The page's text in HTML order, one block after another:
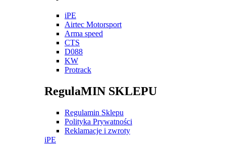
iPE
Airtec Motorsport
Arma speed
CTS
D088
KW
Protrack
RegulaMIN SKLEPU
Regulamin Sklepu
Polityka Prywatności
Reklamacje i zwroty
iPE